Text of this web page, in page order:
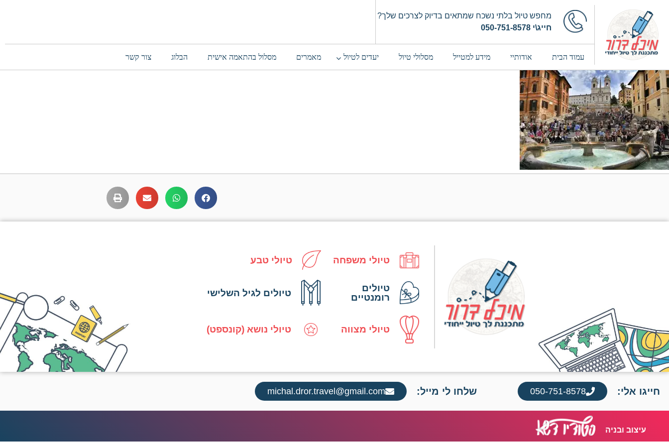
מחפש טיול בלתי נשכח שמתאים בדיוק לצרכים שלך?
חייג\י 050-751-8578
עמוד הבית אודותיי מידע למטייל מסלולי טיול יעדים לטיול מאמרים מסלול בהתאמה אישית הבלוג צור קשר
טיולי משפחה טיולי טבע
טיולים
רומנטיים
טיולים לגיל השלישי
טיולי מצווה טיולי נושא (קונספט)
חייגו אלי: 050-751-8578 שלחו לי מייל: michal.dror.travel@gmail.com
עיצוב ובניה